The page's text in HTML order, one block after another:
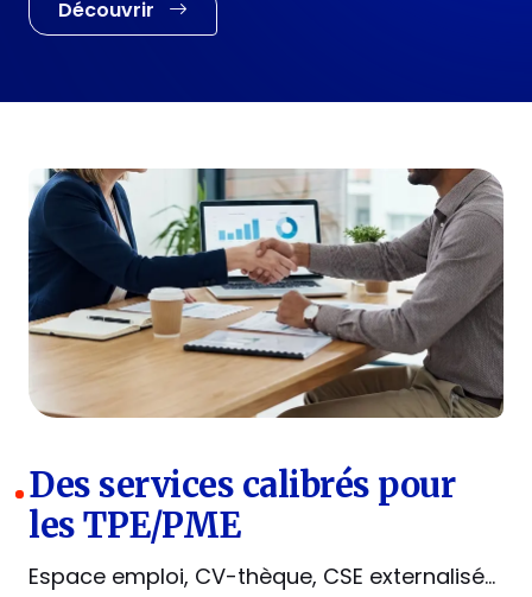
Découvrir
Des services calibrés pour
les TPE/PME
Espace emploi, CV-thèque, CSE externalisé...